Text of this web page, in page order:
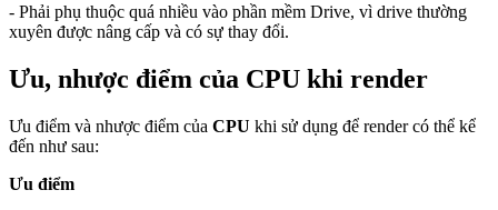
- Phải phụ thuộc quá nhiều vào phần mềm Drive, vì drive thường
xuyên được nâng cấp và có sự thay đổi.
Ưu, nhược điểm của CPU khi render
Ưu điểm và nhược điểm của CPU khi sử dụng để render có thể kể
đến như sau:
Ưu điểm